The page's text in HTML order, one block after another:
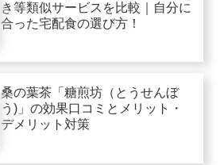
き等類似サービスを比較｜自分に
合った宅配食の選び方！
桑の葉茶「糖煎坊（とうせんぼ
う)」の効果口コミとメリット・
デメリット対策